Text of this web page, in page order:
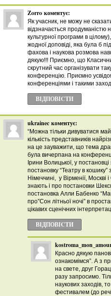
Zorro коментує:
Як учасник, не можу не
відзначається продуманістю
культурної програми в
жодної доповіді, яка була б
фахова і наукова розмова
дякую!!! Приємно, що
скрутний час організувати
конференцію. Приємно
конференціями і такими
ВІДПОВІCТИ
ukrainec коментує:
“Можна тільки дивуватися
кількість представників
на це зауважити, що тема
була вичерпана на
Ірини Волицької, у
постановку “Театру в
Німеччині, у Вірменії,
знають і про постановки
постановка Алли Бабенко
про”Сон літньої ночі” в
цікавих сценічних
ВІДПОВІCТИ
Красно дякую
ознакомімся”. А з
на свете, друг
разу запросимо.
наукових заходів,
фестивалем (до